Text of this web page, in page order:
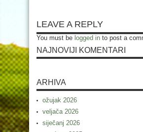
LEAVE A REPLY
You must be logged in to post a
NAJNOVIJI KOMENTARI
ARHIVA
ožujak 2026
veljača 2026
siječanj 2026